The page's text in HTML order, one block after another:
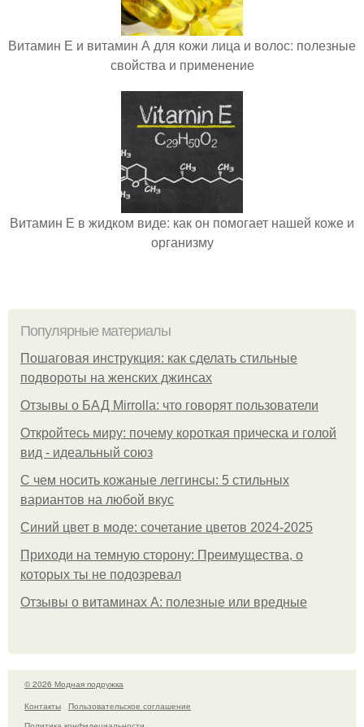
Витамин Е и витамин А для кожи лица и волос: полезные
свойства и применение
Витамин Е в жидком виде: как он помогает нашей коже и
организму
Популярные материалы
Пошаговая инструкция: как сделать стильные
подвороты на женских джинсах
Отзывы о БАД Mirrolla: что говорят пользователи
Откройтесь миру: почему короткая прическа и голой
вид - идеальный союз
С чем носить кожаные леггинсы: 5 стильных
вариантов на любой вкус
Синий цвет в моде: сочетание цветов 2024-2025
Приходи на темную сторону: Преимущества, о
которых ты не подозревал
Отзывы о витаминах А: полезные или вредные
© 2026 Модная подружка
Контакты
Пользовательское соглашение